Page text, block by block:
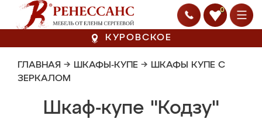
0
КУРОВСКОЕ
ГЛАВНАЯ → ШКАФЫ-КУПЕ → ШКАФЫ КУПЕ С
ЗЕРКАЛОМ
Шкаф-купе "Кодзу"